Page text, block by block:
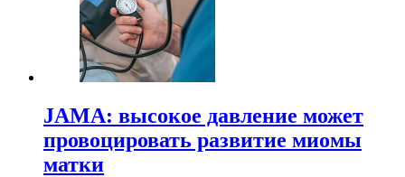
JAMA: высокое давление может
провоцировать развитие миомы
матки